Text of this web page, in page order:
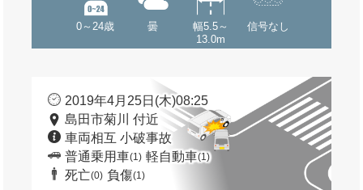
0～24歳 曇
幅5.5～
13.0m
信号なし
2019年4月25日(木)08:25
島田市菊川 付近
車両相互 小破事故
普通乗用車(1) 軽自動車(1)
死亡(0) 負傷(1)